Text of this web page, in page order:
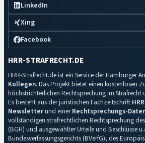
LinkedIn
Xing
Facebook
HRR-STRAFRECHT.DE
HRR-Strafrecht.de ist ein Service der Hamburger
Kollegen. Das Projekt bietet einen kostenlosen
höchstrichterlichen Rechtsprechung im Strafrecht
Es besteht aus der juristischen Fachzeitschrift
Newsletterund einerRechtsprechungs-
vollständigen strafrechtlichen Rechtsprechung
(BGH) und ausgewählter Urteile und Beschlüsse
Bundesverfassungsgerichts (BVerfG), des